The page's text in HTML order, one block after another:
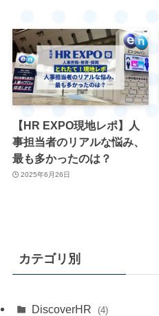
【HR EXPO現地レポ】人
事担当者のリアルな悩み、
最も多かったのは？
2025年6月26日
カテゴリ別
DiscoverHR (4)